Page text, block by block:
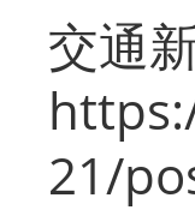
交通
21/